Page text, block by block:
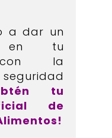
a dar un
en tu
con la
tu
de